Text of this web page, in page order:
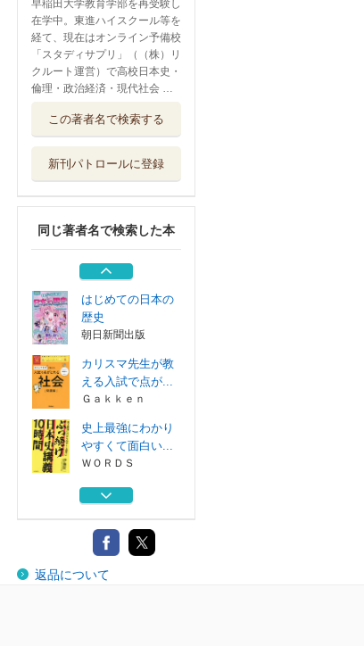
早稲田大学教育学部を再受験し
在学中。東進ハイスクール等を
経て、現在はオンライン予備校
「スタディサプリ」（（株）リ
クルート運営）で高校日本史・
倫理・政治経済・現代社会 …
この著者名で検索する
新刊パトロールに登録
同じ著者名で検索した本
やすくて面白い...
新・古代史 考古
朝日新聞出版
おしえて！栄養素
キャラクターズ
日本図書センター
はじめての日本の
歴史
朝日新聞出版
カリスマ先生が教
える入試で点が...
Ｇａｋｋｅｎ
史上最強にわかり
やすくて面白い...
ＷＯＲＤＳ
新・古代史 考古
朝日新聞出版
おしえて！栄養素
キャラクターズ
返品について